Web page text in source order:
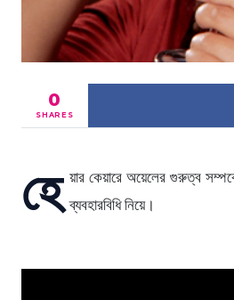
0
SHARES
হে য়ার কেয়ারে অয়েলের গুরুত্ব
ব্যবহারবিধি নিয়ে।